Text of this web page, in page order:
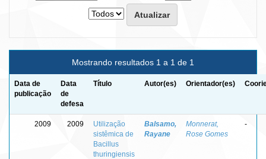
Mostrando resultados 1 a 1 de 1
Data de
publicação
Data
de
defesa
Título Autor(es) Orientador(es)
2009 2009
Utilização
sistêmica de
Bacillus
thuringiensis
Balsamo,
Rayane
Monnerat,
Rose Gomes
-